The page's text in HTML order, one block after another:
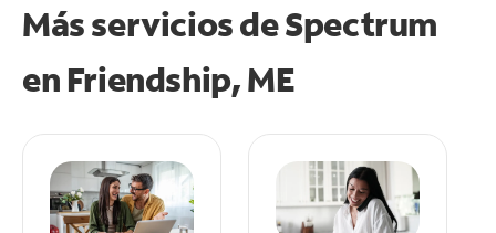
Más servicios de Spectrum
en Friendship, ME